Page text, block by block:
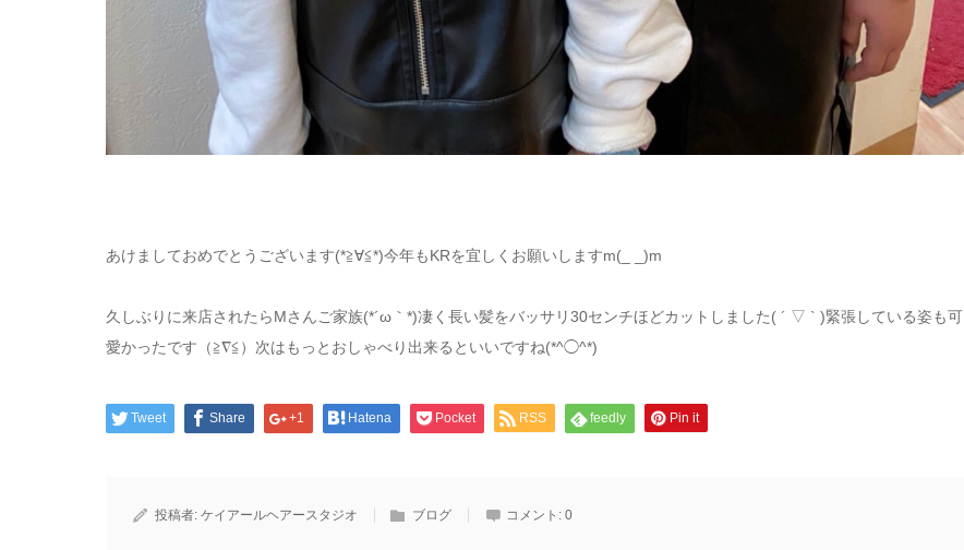
あけましておめでとうございます(*≧∀≦*)今年もKRを宜しくお願いしますm(_ _)m
久しぶりに来店されたらMさんご家族(*´ω｀*)凄く長い髪をバッサリ30センチほどカットしました( ´ ▽ ` )緊張している姿も可
愛かったです（≧∇≦）次はもっとおしゃべり出来るといいですね(*^◯^*)
Tweet Share +1 Hatena Pocket RSS feedly Pin it
投稿者: ケイアールヘアースタジオ ブログ コメント: 0